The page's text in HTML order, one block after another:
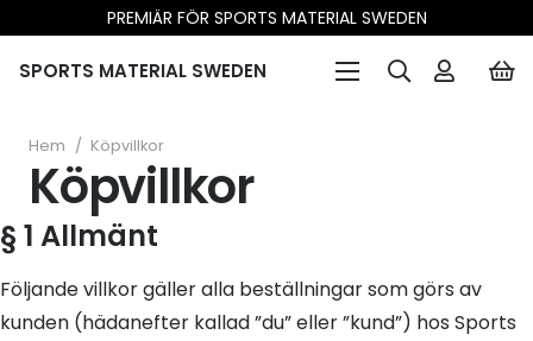
PREMIÄR FÖR SPORTS MATERIAL SWEDEN
SPORTS MATERIAL SWEDEN
Hem / Köpvillkor
Köpvillkor
§ 1 Allmänt
Följande villkor gäller alla beställningar som görs av
kunden (hädanefter kallad ”du” eller ”kund”) hos Sports